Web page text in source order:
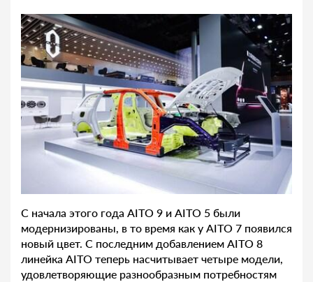
С начала этого года AITO 9 и AITO 5 были
модернизированы, в то время как у AITO 7 появился
новый цвет. С последним добавлением AITO 8
линейка AITO теперь насчитывает четыре модели,
удовлетворяющие разнообразным потребностям